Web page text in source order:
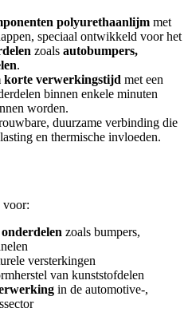
polyurethaanlijm met
speciaal ontwikkeld voor het
zoals autobumpers,
.
korte verwerkingstijd met een
binnen enkele minuten
worden.
duurzame verbinding die
en thermische invloeden.
voor:
zoals bumpers,
versterkingen
van kunststofdelen
in de automotive-,